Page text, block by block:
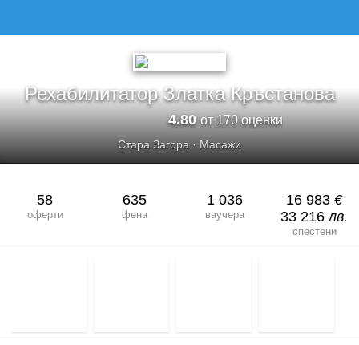
Рехабилитатор Златка Кръстанова
4.80от 170 оценки
Стара Загора · Масажи
58
оферти
635
фена
1 036
ваучера
16 983 €
33 216лв.
спестени